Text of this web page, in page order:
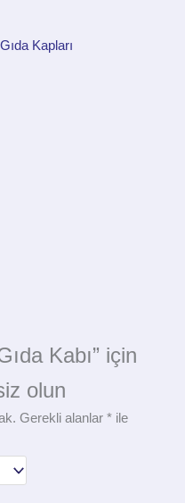
Gıda Kapları
Kabı” için
olun
Gerekli alanlar * ile